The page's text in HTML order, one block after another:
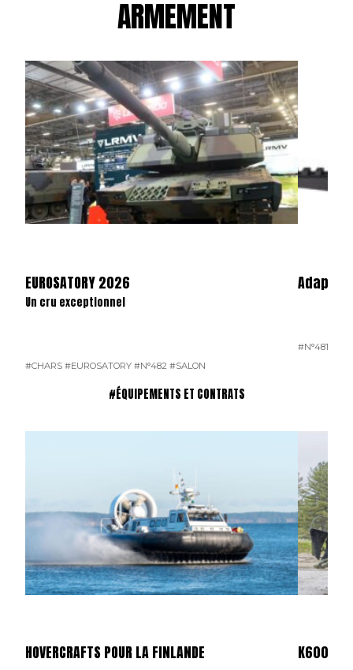
ARMEMENT
EUROSATORY 2026
Un cru exceptionnel
#CHARS #EUROSATORY #N°482 #SALON
#N°481
#ÉQUIPEMENTS ET CONTRATS
HOVERCRAFTS POUR LA FINLANDE K600